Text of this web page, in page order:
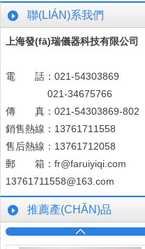
聯(LIÁN)系我們
上海發(fā)瑞儀器科技有限公司
電 話：021-54303869
021-34675766
傳 真：021-54303869-802
銷售熱線：13761711558
售后熱線：13761712058
郵 箱： fr@faruiyiqi.com
13761711558@163.com
推薦產(CHǍN)品